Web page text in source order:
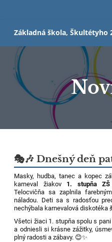
Základná škola, Škultétyho
🎭🎶 Dnešný deň
Masky, hudba, tanec a kopec
karneval žiakov 1. stupňa ZŠ
Telocvičňa sa zaplnila
náladou. Deti sa s radosťou
nechýbala karnevalová diskotéka
Všetci žiaci 1. stupňa spolu s
a odniesli si krásne zážitky,
plný radosti a zábavy. 😊✨